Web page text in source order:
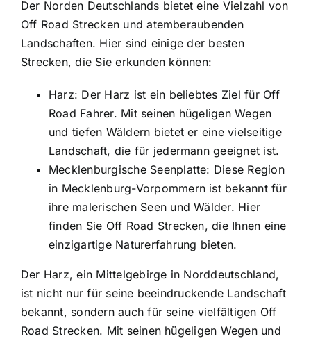
Der Norden Deutschlands bietet eine Vielzahl von
Off Road Strecken und atemberaubenden
Landschaften. Hier sind einige der besten
Strecken, die Sie erkunden können:
Harz: Der Harz ist ein beliebtes Ziel für Off
Road Fahrer. Mit seinen hügeligen Wegen
und tiefen Wäldern bietet er eine vielseitige
Landschaft, die für jedermann geeignet ist.
Mecklenburgische Seenplatte: Diese Region
in Mecklenburg-Vorpommern ist bekannt für
ihre malerischen Seen und Wälder. Hier
finden Sie Off Road Strecken, die Ihnen eine
einzigartige Naturerfahrung bieten.
Der Harz, ein Mittelgebirge in Norddeutschland,
ist nicht nur für seine beeindruckende Landschaft
bekannt, sondern auch für seine vielfältigen Off
Road Strecken. Mit seinen hügeligen Wegen und